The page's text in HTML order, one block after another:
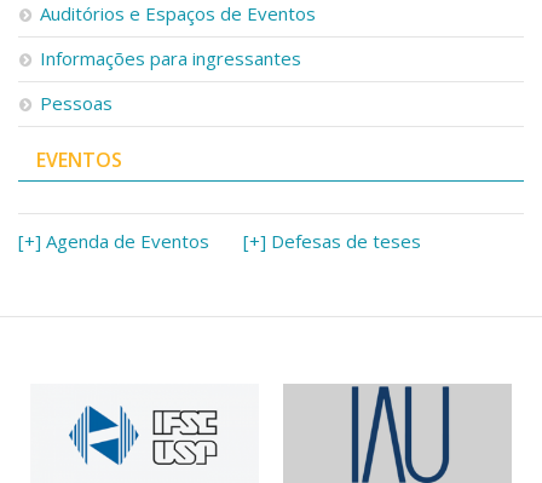
Apoio ao Estudante
Segurança, Trânsito e Prevenção
RH, Administrativo e Financeiro
Outros serviços
Comunicação
Assessorias e Mídias
Aplicativos e Sites
Jornal da USP
Agenda de Eventos
Auditórios e Espaços de Eventos
Informações para ingressantes
Pessoas
EVENTOS
[+] Agenda de Eventos [+] Defesas de teses